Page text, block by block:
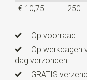
€ 10,75
250
Op voorraad
Op werkdagen
dag verzonden!
GRATIS